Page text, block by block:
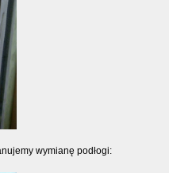
wymianę podłogi: